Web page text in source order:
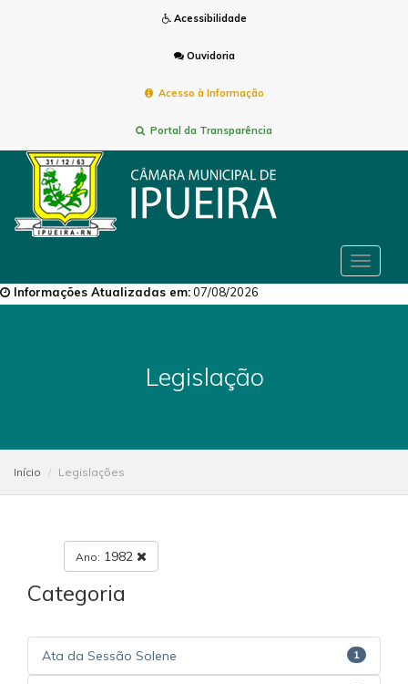
Acessibilidade
Ouvidoria
Acesso à Informação
Portal da Transparência
Toggle
Informações Atualizadas em:07/08/2026
Legislação
Início Legislações
Ano: 1982
Categoria
Ata da Sessão Solene 1